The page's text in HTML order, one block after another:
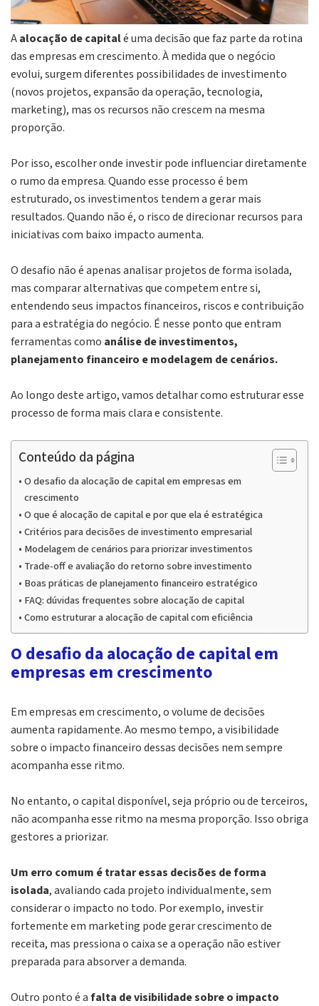
Aalocação de capitalé uma decisão que faz parte da rotina
das empresas em crescimento. À medida que o negócio
evolui, surgem diferentes possibilidades de investimento
(novos projetos, expansão da operação, tecnologia,
marketing), mas os recursos não crescem na mesma
proporção.
Por isso, escolher onde investir pode influenciar diretamente
o rumo da empresa. Quando esse processo é bem
estruturado, os investimentos tendem a gerar mais
resultados. Quando não é, o risco de direcionar recursos para
iniciativas com baixo impacto aumenta.
O desafio não é apenas analisar projetos de forma isolada,
mas comparar alternativas que competem entre si,
entendendo seus impactos financeiros, riscos e contribuição
para a estratégia do negócio. É nesse ponto que entram
ferramentas como análise de investimentos,
planejamento financeiro e modelagem de cenários.
Ao longo deste artigo, vamos detalhar como estruturar esse
processo de forma mais clara e consistente.
Conteúdo da página
O desafio da alocação de capital em empresas em
crescimento
O que é alocação de capital e por que ela é estratégica
Critérios para decisões de investimento empresarial
Modelagem de cenários para priorizar investimentos
Trade-off e avaliação do retorno sobre investimento
Boas práticas de planejamento financeiro estratégico
FAQ: dúvidas frequentes sobre alocação de capital
Como estruturar a alocação de capital com eficiência
O desafio da alocação de capital em
empresas em crescimento
Em empresas em crescimento, ovolume de decisões
aumenta rapidamente. Ao mesmo tempo, avisibilidade
sobre o impacto financeirodessas decisões nem sempre
acompanha esse ritmo.
No entanto, o capital disponível, seja próprio ou de terceiros,
não acompanha esse ritmo na mesma proporção. Isso obriga
gestores a priorizar.
Um erro comum é tratar essas decisões de forma
isolada, avaliando cada projeto individualmente, sem
considerar o impacto no todo. Por exemplo, investir
fortemente em marketing pode gerar crescimento de
receita, mas pressiona o caixa se a operação não estiver
preparada para absorver a demanda.
Outro ponto é afalta de visibilidade sobre o impacto